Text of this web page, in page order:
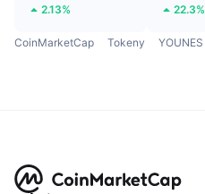
2.13% 22.3%
CoinMarketCap Tokeny YOUNES